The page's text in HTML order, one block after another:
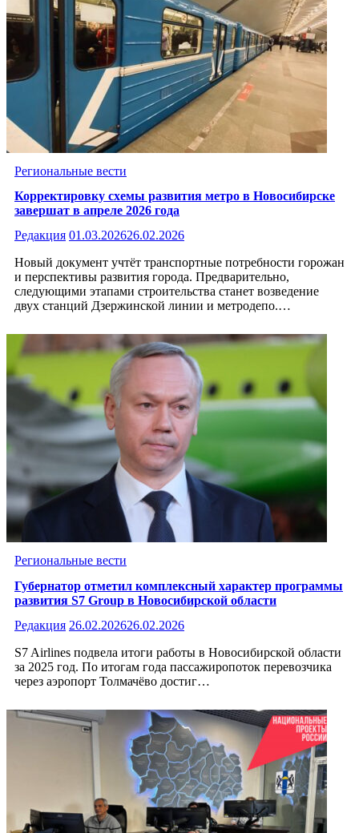
Региональные вести
Корректировку схемы развития метро в Новосибирске
завершат в апреле 2026 года
Редакция 01.03.202626.02.2026
Новый документ учтёт транспортные потребности горожан
и перспективы развития города. Предварительно,
следующими этапами строительства станет возведение
двух станций Дзержинской линии и метродепо.…
Региональные вести
Губернатор отметил комплексный характер программы
развития S7 Group в Новосибирской области
Редакция 26.02.202626.02.2026
S7 Airlines подвела итоги работы в Новосибирской области
за 2025 год. По итогам года пассажиропоток перевозчика
через аэропорт Толмачёво достиг…